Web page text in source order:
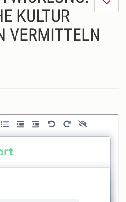
KULTUR
VERMITTELN